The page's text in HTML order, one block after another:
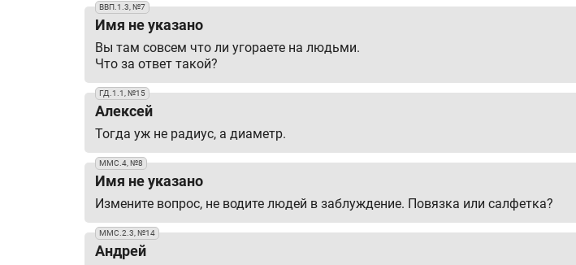
ВВП.1.3, №7
Имя не указано
Вы там совсем что ли угораете на людьми.
Что за ответ такой?
ГД.1.1, №15
Алексей
Тогда уж не радиус, а диаметр.
ММС.4, №8
Имя не указано
Измените вопрос, не водите людей в заблуждение. Повязка или салфетка?
ММС.2.3, №14
Андрей